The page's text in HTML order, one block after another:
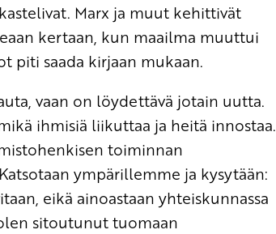
Marx ja muut kehittivät
kertaan, kun maailma muuttui
piti saada kirjaan mukaan.
vaan on löydettävä jotain uutta.
ihmisiä liikuttaa ja heitä innostaa.
toiminnan
ympärillemme ja kysytään:
eikä ainoastaan yhteiskunnassa
sitoutunut tuomaan